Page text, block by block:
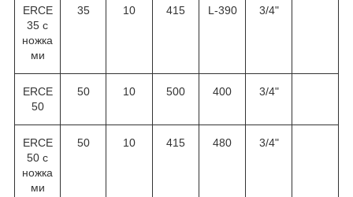
ERCE
35 с
ножка
ми
35 10 415 L-390 3/4"
ERCE
50
50 10 500 400 3/4"
ERCE
50 с
ножка
ми
50 10 415 480 3/4"